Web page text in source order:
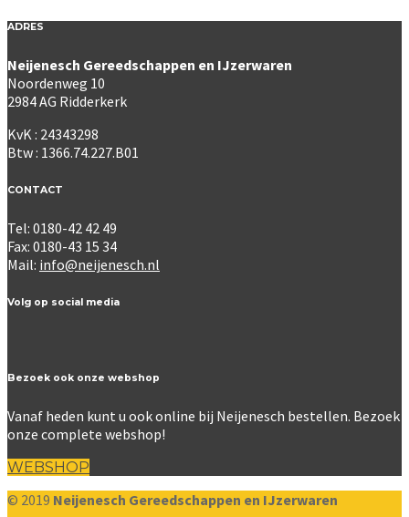
ADRES
Neijenesch Gereedschappen en IJzerwaren
Noordenweg 10
2984 AG Ridderkerk
KvK : 24343298
Btw : 1366.74.227.B01
CONTACT
Tel: 0180-42 42 49
Fax: 0180-43 15 34
Mail: info@neijenesch.nl
Volg op social media
Bezoek ook onze webshop
Vanaf heden kunt u ook online bij Neijenesch bestellen. Bezoek
onze complete webshop!
WEBSHOP
© 2019 Neijenesch Gereedschappen en IJzerwaren